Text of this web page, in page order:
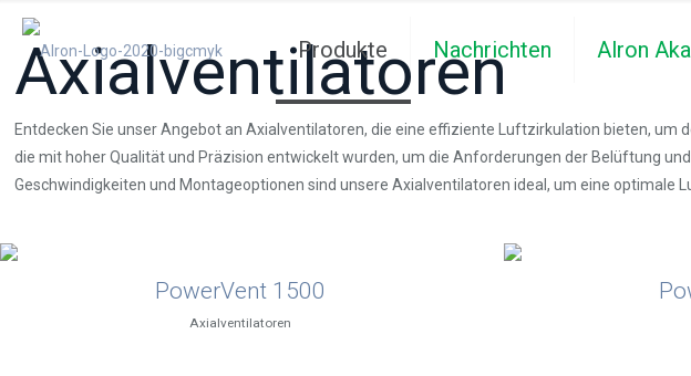
Produkte Nachrichten Alron
Axialventilatoren
Entdecken Sie unser Angebot an Axialventilatoren, die eine effiziente Luftzirkulation bieten,
die mit hoher Qualität und Präzision entwickelt wurden, um die Anforderungen der Belüftung
Geschwindigkeiten und Montageoptionen sind unsere Axialventilatoren ideal, um eine
PowerVent 1500
Axialventilatoren